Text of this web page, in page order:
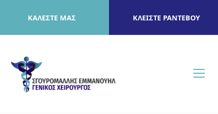
ΚΑΛΕΣΤΕ ΜΑΣ ΚΛΕΙΣΤΕ ΡΑΝΤΕΒΟΥ